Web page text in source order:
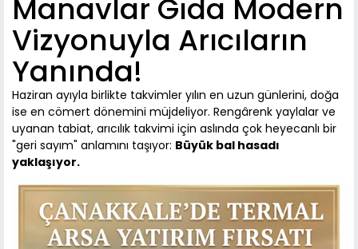
Manavlar Gıda Modern
Vizyonuyla Arıcıların
Yanında!
Haziran ayıyla birlikte takvimler yılın en uzun günlerini, doğa
ise en cömert dönemini müjdeliyor. Rengârenk yaylalar ve
uyanan tabiat, arıcılık takvimi için aslında çok heyecanlı bir
"geri sayım" anlamını taşıyor: Büyük bal hasadı
yaklaşıyor.